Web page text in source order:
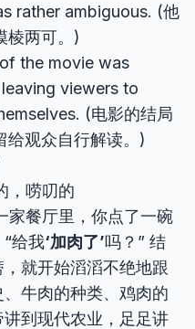
rather ambiguous. (他
棱两可。)
the movie was
viewers to
(电影的结局
给观众自行解读。)
，唠叨的
家餐厅里，你点了一碗
给我‘加肉了’吗？” 结
就开始滔滔不绝地跟
牛肉的种类、鸡肉的
到现代农业，足足讲